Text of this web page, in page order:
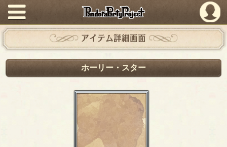
PandoraPartyProject
アイテム詳細画面
ホーリー・スター